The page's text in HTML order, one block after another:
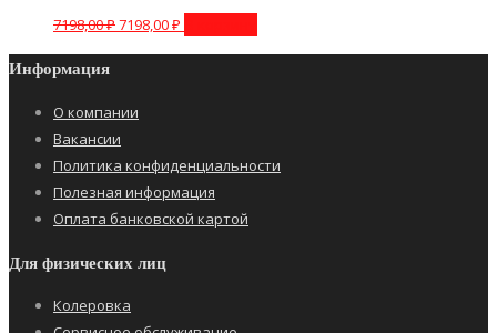
7198,00₽7198,00₽
Информация
О компании
Вакансии
Политика конфиденциальности
Полезная информация
Оплата банковской картой
Для физических лиц
Колеровка